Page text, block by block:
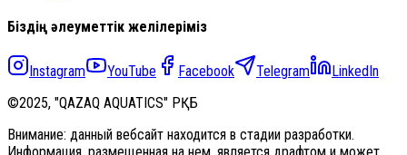
Біздің әлеуметтік желілеріміз
Instagram YouTube Facebook Telegram
LinkedIn
©2025, "QAZAQ AQUATICS" РҚБ
Внимание: данный вебсайт находится в стадии разработки.